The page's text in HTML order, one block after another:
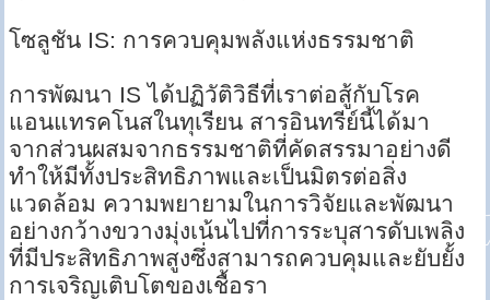
โซลูชัน IS: การควบคุมพลังแห่งธรรมชาติ
การพัฒนา IS ได้ปฏิวัติวิธีที่เราต่อสู้กับโรค
แอนแทรคโนสในทุเรียน สารอินทรีย์นี้ได้มา
จากส่วนผสมจากธรรมชาติที่คัดสรรมาอย่างดี
ทำให้มีทั้งประสิทธิภาพและเป็นมิตรต่อสิ่ง
แวดล้อม ความพยายามในการวิจัยและพัฒนา
อย่างกว้างขวางมุ่งเน้นไปที่การระบุสารดับเพลิง
ที่มีประสิทธิภาพสูงซึ่งสามารถควบคุมและยับยั้ง
การเจริญเติบโตของเชื้อรา